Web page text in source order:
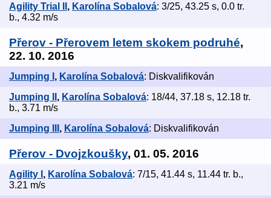
Agility Trial II , Karolína Sobalová: 3/25, 43.25 s, 0.0 tr.
b., 4.32 m/s
Přerov - Přerovem letem skokem podruhé,
22. 10. 2016
Jumping I , Karolína Sobalová: Diskvalifikován
Jumping II , Karolína Sobalová: 18/44, 37.18 s, 12.18 tr.
b., 3.71 m/s
Jumping III , Karolína Sobalová: Diskvalifikován
Přerov - Dvojzkoušky, 01. 05. 2016
Agility I , Karolína Sobalová: 7/15, 41.44 s, 11.44 tr. b.,
3.21 m/s